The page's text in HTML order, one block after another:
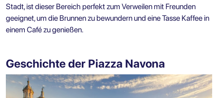
Stadt, ist dieser Bereich perfekt zum Verweilen mit Freunden
geeignet, um die Brunnen zu bewundern und eine Tasse Kaffee in
einem Café zu genießen.
Geschichte der Piazza Navona